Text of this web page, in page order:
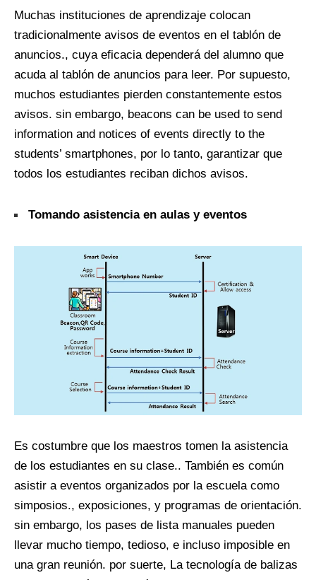
Muchas instituciones de aprendizaje colocan
tradicionalmente avisos de eventos en el tablón de
anuncios., cuya eficacia dependerá del alumno que
acuda al tablón de anuncios para leer. Por supuesto,
muchos estudiantes pierden constantemente estos
avisos. sin embargo, beacons can be used to send
information and notices of events directly to the
students’ smartphones, por lo tanto, garantizar que
todos los estudiantes reciban dichos avisos.
Tomando asistencia en aulas y eventos
Es costumbre que los maestros tomen la asistencia
de los estudiantes en su clase.. También es común
asistir a eventos organizados por la escuela como
simposios., exposiciones, y programas de orientación.
sin embargo, los pases de lista manuales pueden
llevar mucho tiempo, tedioso, e incluso imposible en
una gran reunión. por suerte, La tecnología de balizas